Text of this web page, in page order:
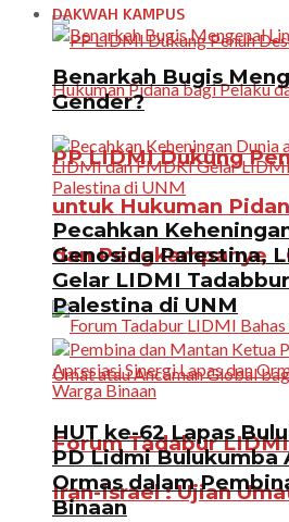
PP LIDMI Dukung
untuk Hukuman
dan Pengkampanye
Forum Tadabur
Iran-Israel : Ujian
DAKWAH KAMPUS
Benarkah Bugis
Gender?
Pecahkan
Genosida Palestina,
Gelar LIDMI
Palestina di UNM
HUT ke-62 Lapas
PD Lidmi Bulukumba
Ormas dalam
Binaan